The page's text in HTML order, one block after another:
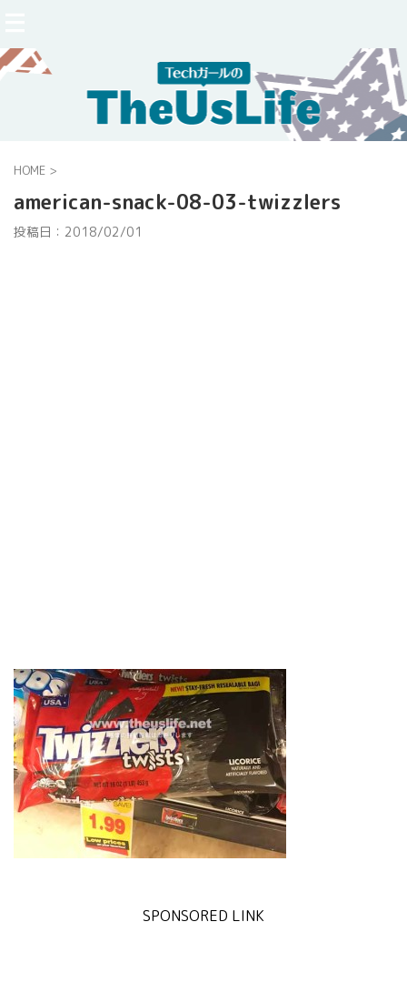
HOME >
american-snack-08-03-twizzlers
投稿日： 2018/02/01
SPONSORED LINK